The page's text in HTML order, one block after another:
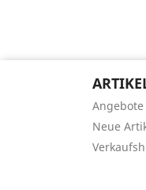
Angebote
Neue